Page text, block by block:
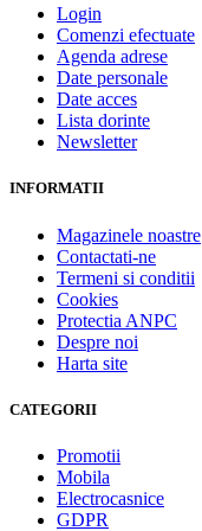
Login
Comenzi efectuate
Agenda adrese
Date personale
Date acces
Lista dorinte
Newsletter
INFORMATII
Magazinele noastre
Contactati-ne
Termeni si conditii
Cookies
Protectia ANPC
Despre noi
Harta site
CATEGORII
Promotii
Mobila
Electrocasnice
GDPR